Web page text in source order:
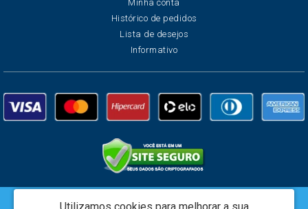
Minha conta
Histórico de pedidos
Lista de desejos
Informativo
Creata Brasil Serviços de Marketing Ltda - CNPJ: 01.625.223/0001-07 -